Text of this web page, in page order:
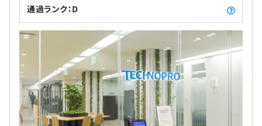
【教育】
・社内外講習補助
・勉強会講師料補助
・通信教育補助
・資格取得補助
・図書購入補助
・社外技術研修参加費
・自己啓発支援
通過ランク：D